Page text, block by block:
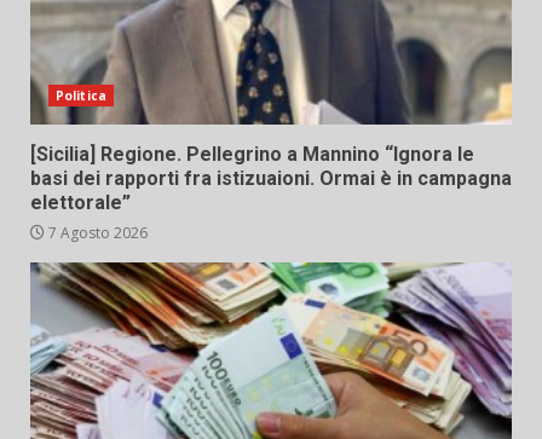
Politica
[Sicilia] Regione. Pellegrino a Mannino “Ignora le
basi dei rapporti fra istizuaioni. Ormai è in campagna
elettorale”
7 Agosto 2026